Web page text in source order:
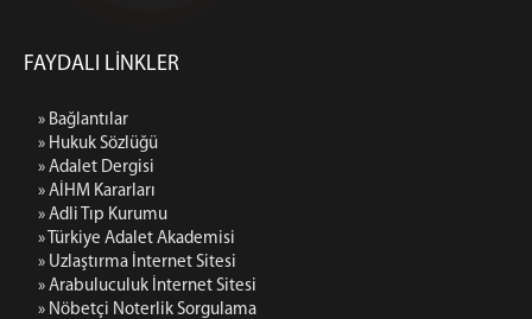
FAYDALI LİNKLER
» Bağlantılar
» Hukuk Sözlüğü
» Adalet Dergisi
» AİHM Kararları
» Adli Tıp Kurumu
» Türkiye Adalet Akademisi
» Uzlaştırma İnternet Sitesi
» Arabuluculuk İnternet Sitesi
» Nöbetçi Noterlik Sorgulama